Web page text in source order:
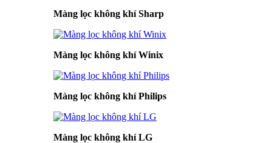
Màng lọc không khí Sharp
Màng lọc không khí Winix
Màng lọc không khí Philips
Màng lọc không khí LG